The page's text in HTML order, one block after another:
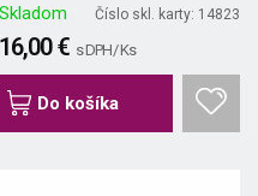
Skladom Číslo skl. karty: 14823
16,00 € s DPH/ Ks
Do košíka